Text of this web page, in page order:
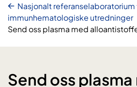
Nasjonalt referanselaboratorium
immunhematologiske utredninger
Send oss plasma med
Send oss